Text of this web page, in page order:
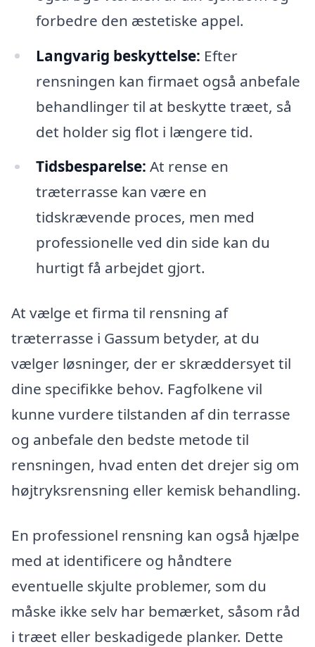
forbedre den æstetiske appel.
Langvarig beskyttelse: Efter
rensningen kan firmaet også anbefale
behandlinger til at beskytte træet, så
det holder sig flot i længere tid.
Tidsbesparelse: At rense en
træterrasse kan være en
tidskrævende proces, men med
professionelle ved din side kan du
hurtigt få arbejdet gjort.
At vælge et firma til rensning af
træterrasse i Gassum betyder, at du
vælger løsninger, der er skræddersyet til
dine specifikke behov. Fagfolkene vil
kunne vurdere tilstanden af din terrasse
og anbefale den bedste metode til
rensningen, hvad enten det drejer sig om
højtryksrensning eller kemisk behandling.
En professionel rensning kan også hjælpe
med at identificere og håndtere
eventuelle skjulte problemer, som du
måske ikke selv har bemærket, såsom råd
i træet eller beskadigede planker. Dette